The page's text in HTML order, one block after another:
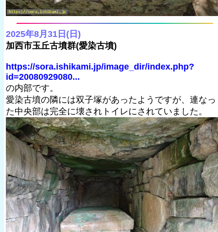
2025年8月31日(日)
加西市玉丘古墳群(愛染古墳)
https://sora.ishikami.jp/image_dir/index.php?
id=20080929080...
の内部です。
愛染古墳の隣には双子塚があったようですが、連なっ
た中央部は完全に壊されトイレにされていました。